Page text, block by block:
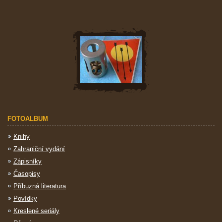
FOTOALBUM
Knihy
Zahraniční vydání
Zápisníky
Časopisy
Příbuzná literatura
Povídky
Kreslené seriály